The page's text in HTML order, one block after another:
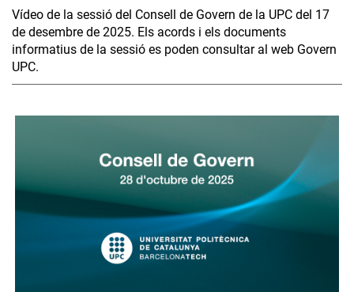
Vídeo de la sessió del Consell de Govern de la UPC del 17
de desembre de 2025. Els acords i els documents
informatius de la sessió es poden consultar al web Govern
UPC.